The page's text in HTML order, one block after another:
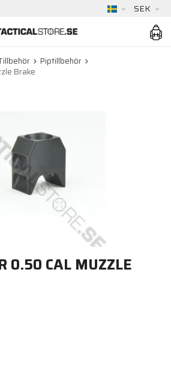
SEK
Piptillbehör
Brake
0.50 CAL MUZZLE